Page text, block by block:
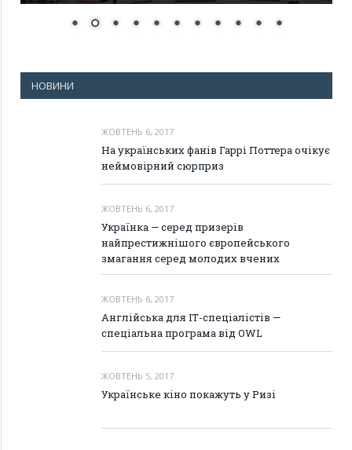
НОВИНИ
ЖОВТЕНЬ 6, 2017
На українських фанів Гаррі Поттера очікує
неймовірний сюрприз
ЖОВТЕНЬ 6, 2017
Українка — серед призерів
найпрестижнішого європейського
змагання серед молодих вчених
ЖОВТЕНЬ 6, 2017
Англійська для ІТ-спеціалістів —
спеціальна програма від OWL
ЖОВТЕНЬ 5, 2017
Українське кіно покажуть у Ризі